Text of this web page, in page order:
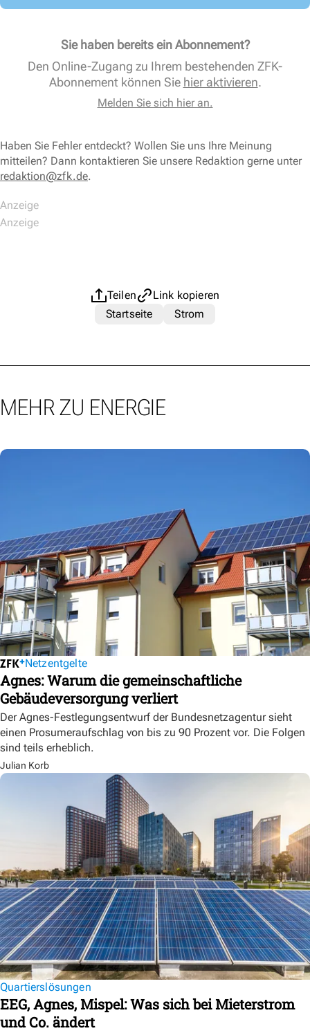
Sie haben bereits ein Abonnement?
Den Online-Zugang zu Ihrem bestehenden ZFK-
Abonnement können Sie hier aktivieren.
Melden Sie sich hier an.
Haben Sie Fehler entdeckt? Wollen Sie uns Ihre Meinung
mitteilen? Dann kontaktieren Sie unsere Redaktion gerne unter
redaktion@zfk.de.
Teilen
Link kopieren
Startseite
Strom
MEHR ZU ENERGIE
Netzentgelte
Agnes: Warum die gemeinschaftliche
Gebäudeversorgung verliert
Der Agnes-Festlegungsentwurf der Bundesnetzagentur sieht
einen Prosumeraufschlag von bis zu 90 Prozent vor. Die Folgen
sind teils erheblich.
Julian Korb
Quartierslösungen
EEG, Agnes, Mispel: Was sich bei Mieterstrom
und Co. ändert